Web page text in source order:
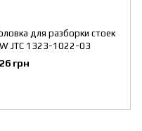
для разборки стоек
JTC 1323-1022-03
грн